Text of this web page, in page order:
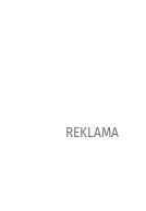
REKLAMA